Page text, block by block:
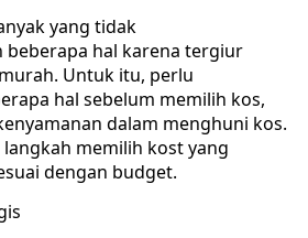
yang tidak
hal karena tergiur
Untuk itu, perlu
hal sebelum memilih kos,
dalam menghuni kos.
memilih kost yang
dengan budget.